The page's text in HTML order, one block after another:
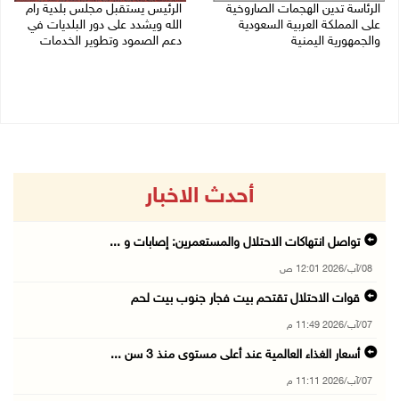
الرئاسة تدين الهجمات الصاروخية
على المملكة العربية السعودية
والجمهورية اليمنية
الرئيس يستقبل مجلس بلدية رام
الله ويشدد على دور البلديات في
دعم الصمود وتطوير الخدمات
أحدث الاخبار
تواصل انتهاكات الاحتلال والمستعمرين: إصابات و ...
08/آب/2026 12:01 ص
قوات الاحتلال تقتحم بيت فجار جنوب بيت لحم
07/آب/2026 11:49 م
أسعار الغذاء العالمية عند أعلى مستوى منذ 3 سن ...
07/آب/2026 11:11 م